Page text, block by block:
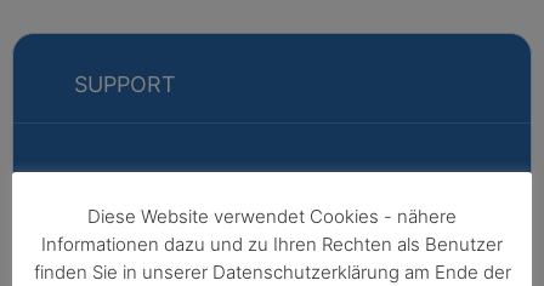
SUPPORT
Markus
Fabian
Diese Website verwendet Cookies - nähere
Informationen dazu und zu Ihren Rechten als Benutzer
finden Sie in unserer Datenschutzerklärung am Ende der